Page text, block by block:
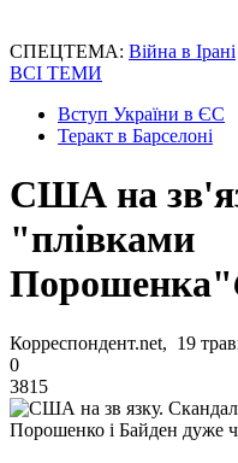
СПЕЦТЕМА: Війна в Ірані
ВСІ ТЕМИ
Вступ України в ЄС
Теракт в Барселоні
США на
"плівками
Порошенка"
Корреспондент.net, 19
0
3815
Порошенко і Байден дуже